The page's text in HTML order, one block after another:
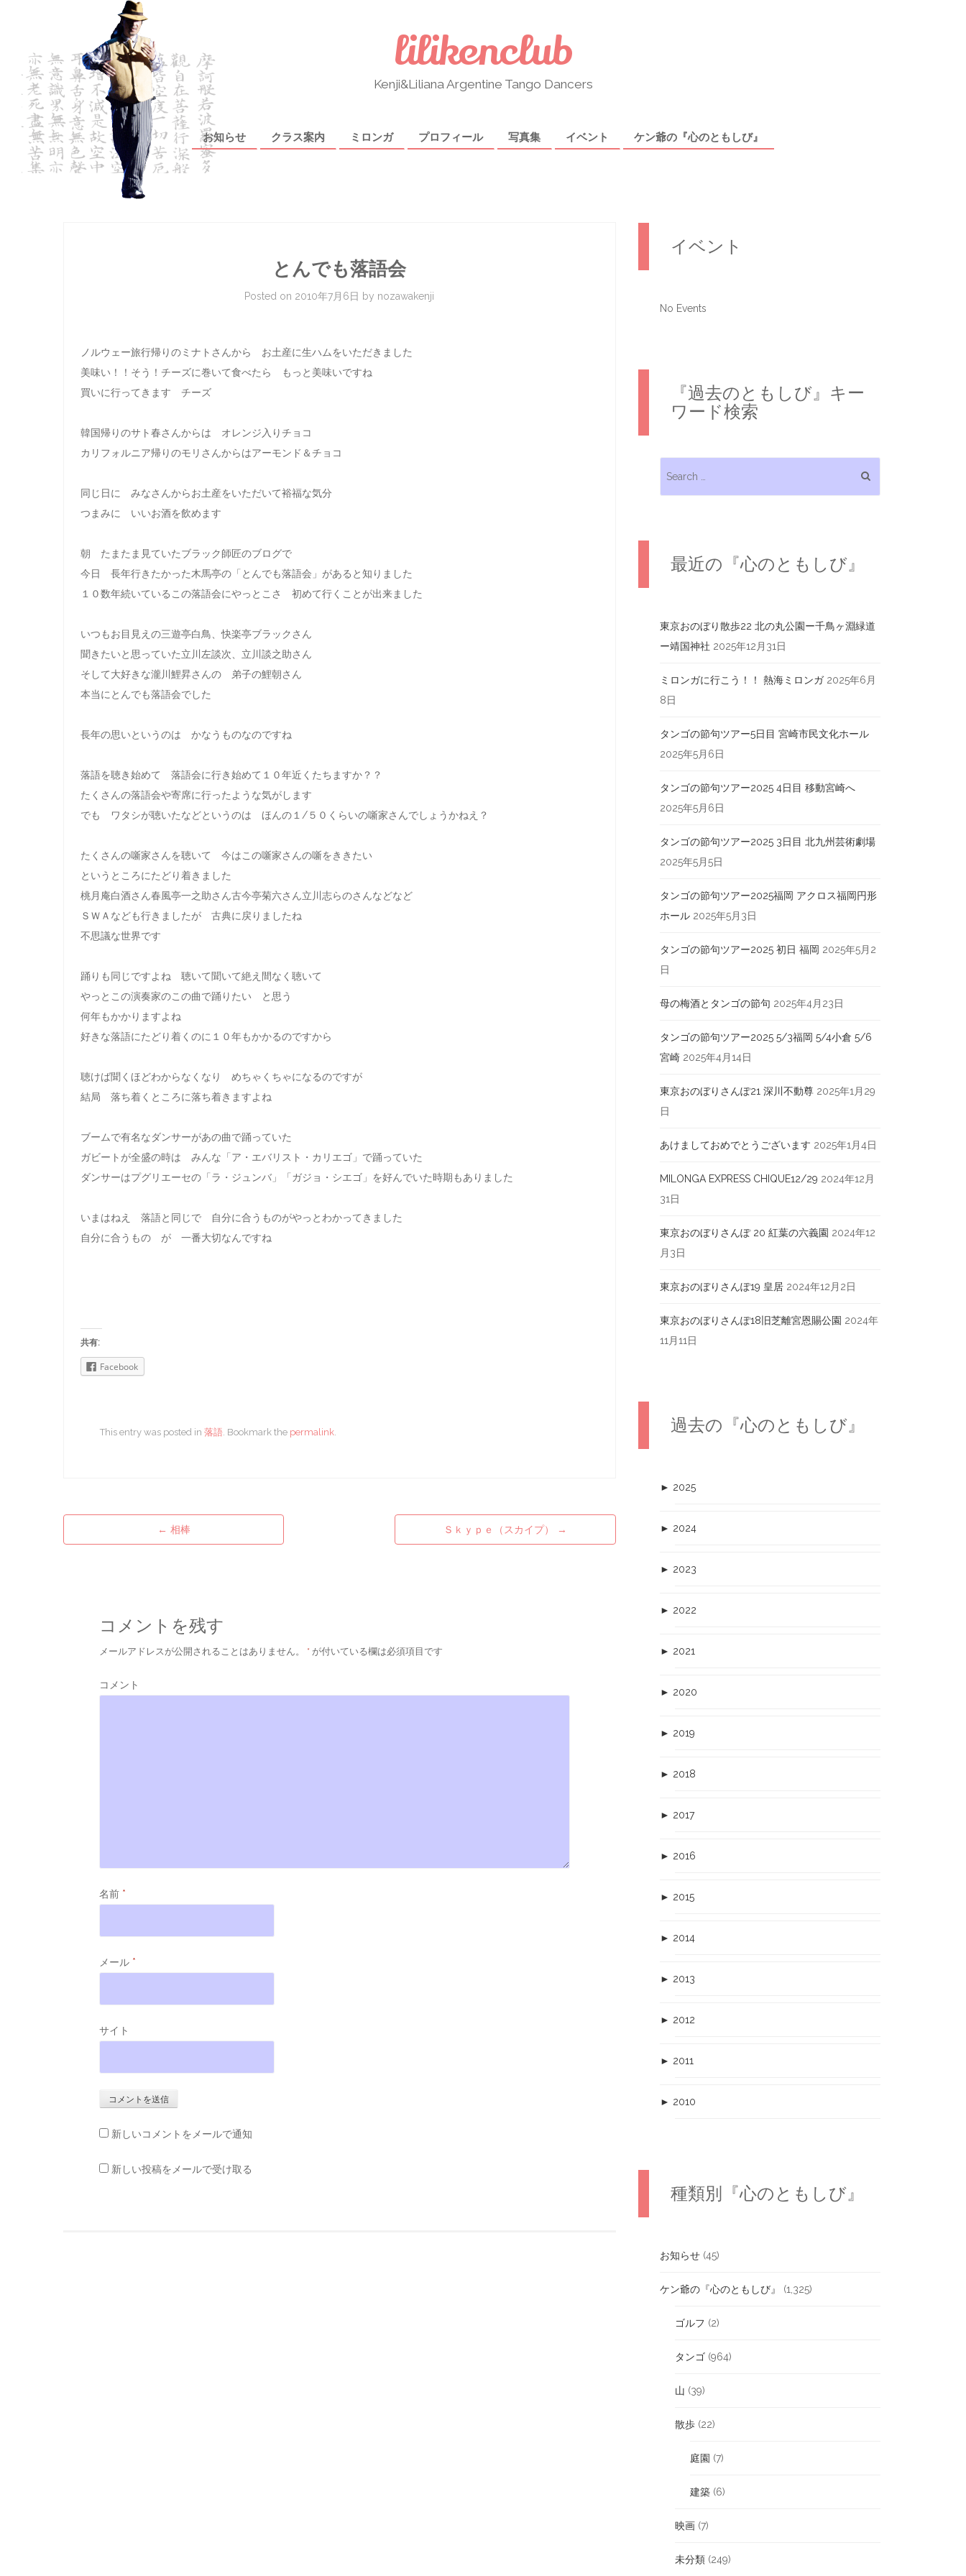
lilikenclub
Kenji&Liliana Argentine Tango Dancers
Skip to content お知らせ クラス案内 ミロンガ プロフィール 写真集 イベント ケン爺の『心のともしび』
とんでも落語会
Posted on 2010年7月6日 by nozawakenji
ノルウェー旅行帰りのミナトさんから お土産に生ハムをいただきました
美味い！！そう！チーズに巻いて食べたら もっと美味いですね
買いに行ってきます チーズ
韓国帰りのサト春さんからは オレンジ入りチョコ
カリフォルニア帰りのモリさんからはアーモンド＆チョコ
同じ日に みなさんからお土産をいただいて裕福な気分
つまみに いいお酒を飲めます
朝 たまたま見ていたブラック師匠のブログで
今日 長年行きたかった木馬亭の「とんでも落語会」があると知りました
１０数年続いているこの落語会にやっとこさ 初めて行くことが出来ました
いつもお目見えの三遊亭白鳥、快楽亭ブラックさん
聞きたいと思っていた立川左談次、立川談之助さん
そして大好きな瀧川鯉昇さんの 弟子の鯉朝さん
本当にとんでも落語会でした
長年の思いというのは かなうものなのですね
落語を聴き始めて 落語会に行き始めて１０年近くたちますか？？
たくさんの落語会や寄席に行ったような気がします
でも ワタシが聴いたなどというのは ほんの１/５０くらいの噺家さんでしょうかねえ？
たくさんの噺家さんを聴いて 今はこの噺家さんの噺をききたい
というところにたどり着きました
桃月庵白酒さん春風亭一之助さん古今亭菊六さん立川志らのさんなどなど
ＳＷＡなども行きましたが 古典に戻りましたね
不思議な世界です
踊りも同じですよね 聴いて聞いて絶え間なく聴いて
やっとこの演奏家のこの曲で踊りたい と思う
何年もかかりますよね
好きな落語にたどり着くのに１０年もかかるのですから
聴けば聞くほどわからなくなり めちゃくちゃになるのですが
結局 落ち着くところに落ち着きますよね
ブームで有名なダンサーがあの曲で踊っていた
ガビートが全盛の時は みんな「ア・エバリスト・カリエゴ」で踊っていた
ダンサーはプグリエーセの「ラ・ジュンバ」「ガジョ・シエゴ」を好んでいた時期もありました
いまはねえ 落語と同じで 自分に合うものがやっとわかってきました
自分に合うもの が 一番大切なんですね
共有:
Facebook
This entry was posted in 落語 . Bookmark the permalink
Post navigation
← 相棒 Ｓｋｙｐｅ（スカイプ） →
コメントを残す
メールアドレスが公開されることはありません。 * が付いている欄は必須項目です
コメント
名前 *
メール *
サイト
新しいコメントをメールで通知
新しい投稿をメールで受け取る
イベント
No Events
『過去のともしび』キー
ワード検索
最近の『心のともしび』
東京おのぼり散歩22 北の丸公園ー千鳥ヶ淵緑道
ー靖国神社 2025年12月31日
ミロンガに行こう！！ 熱海ミロンガ 2025年6月
8日
タンゴの節句ツアー5日目 宮崎市民文化ホール
2025年5月6日
タンゴの節句ツアー2025 4日目 移動宮崎へ
2025年5月6日
タンゴの節句ツアー2025 3日目 北九州芸術劇場
2025年5月5日
タンゴの節句ツアー2025福岡 アクロス福岡円形
ホール 2025年5月3日
タンゴの節句ツアー2025 初日 福岡 2025年5月2
日
母の梅酒とタンゴの節句 2025年4月23日
タンゴの節句ツアー2025 5/3福岡 5/4小倉 5/6
宮崎 2025年4月14日
東京おのぼりさんぽ21 深川不動尊 2025年1月29
日
あけましておめでとうございます 2025年1月4日
MILONGA EXPRESS CHIQUE12/29 2024年12月
31日
東京おのぼりさんぽ 20 紅葉の六義園 2024年12
月3日
東京おのぼりさんぽ19 皇居 2024年12月2日
東京おのぼりさんぽ18旧芝離宮恩賜公園 2024年
11月11日
過去の『心のともしび』
► 2025
► 2024
► 2023
► 2022
► 2021
► 2020
► 2019
► 2018
► 2017
► 2016
► 2015
► 2014
► 2013
► 2012
► 2011
► 2010
種類別『心のともしび』
お知らせ(45)
ケン爺の『心のともしび』 (1,325)
ゴルフ (2)
タンゴ(964)
山 (39)
散歩(22)
庭園 (7)
建築(6)
映画(7)
未分類(249)